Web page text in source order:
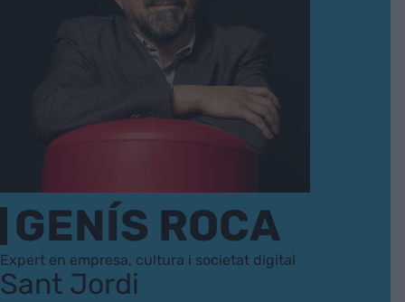
GENÍS ROCA
Expert en empresa, cultura i societat digital
Sant Jordi